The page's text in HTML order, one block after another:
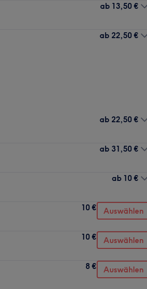
ab 13,50 €
ab 22,50 €
ab 22,50 €
ab 31,50 €
ab 10 €
10 € Auswählen
10 € Auswählen
8 € Auswählen